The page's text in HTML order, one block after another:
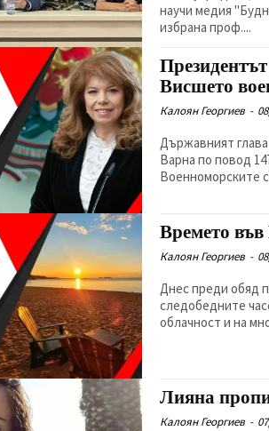
научи медия
избрана проф....
Висшето
Калоян Георгиев -
Държавният
Варна по повод
Военноморските
Времето
Калоян Георгиев -
Днес преди обяд
следобедните
облачност и на
Лияна
Калоян Георгиев -